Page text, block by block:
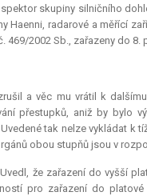
skupiny silničního
radarové a měřící
2002 Sb., zařazeny do 8.
a věc mu vrátil k
přestupků, aniž by bylo
tak nelze vykládat k
obou stupňů jsou v
že zařazení do vyšší
pro zařazení do